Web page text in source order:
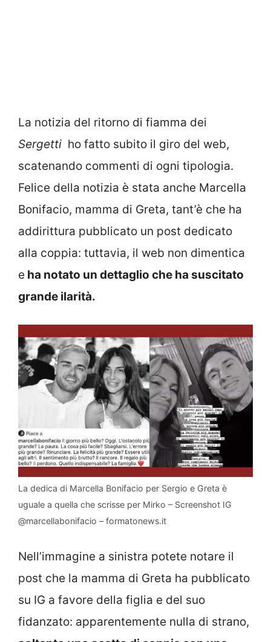
La notizia del ritorno di fiamma dei
Sergetti ho fatto subito il giro del web,
scatenando commenti di ogni tipologia.
Felice della notizia è stata anche Marcella
Bonifacio, mamma di Greta, tant’è che ha
addirittura pubblicato un post dedicato
alla coppia: tuttavia, il web non dimentica
e ha notato un dettaglio che ha suscitato
grande ilarità.
La dedica di Marcella Bonifacio per Sergio e Greta è
uguale a quella che scrisse per Mirko – Screenshot IG
@marcellabonifacio – formatonews.it
Nell’immagine a sinistra potete notare il
post che la mamma di Greta ha pubblicato
su IG a favore della figlia e del suo
fidanzato: apparentemente nulla di strano,